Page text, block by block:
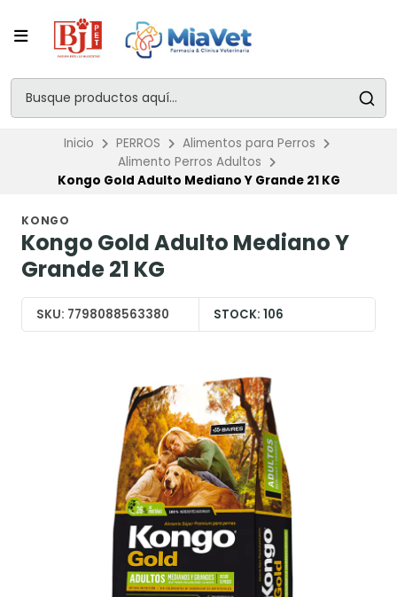
Inicio PERROS
Alimentos para Perros
Alimento Perros Adultos
Kongo Gold Adulto Mediano Y Grande 21 KG
KONGO
Kongo Gold Adulto Mediano Y
Grande 21 KG
SKU: 7798088563380 STOCK: 106